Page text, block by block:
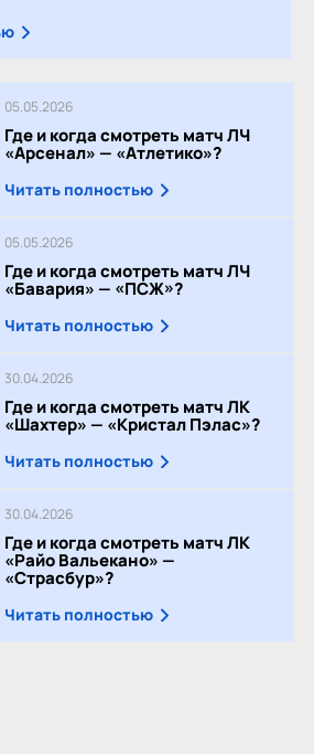
05.05.2026
Где и когда смотреть матч ЛЧ
«Арсенал» — «Атлетико»?
Читать полностью
05.05.2026
Где и когда смотреть матч ЛЧ
«Бавария» — «ПСЖ»?
Читать полностью
30.04.2026
Где и когда смотреть матч ЛК
«Шахтер» — «Кристал Пэлас»?
Читать полностью
30.04.2026
Где и когда смотреть матч ЛК
«Райо Вальекано» —
«Страсбур»?
Читать полностью